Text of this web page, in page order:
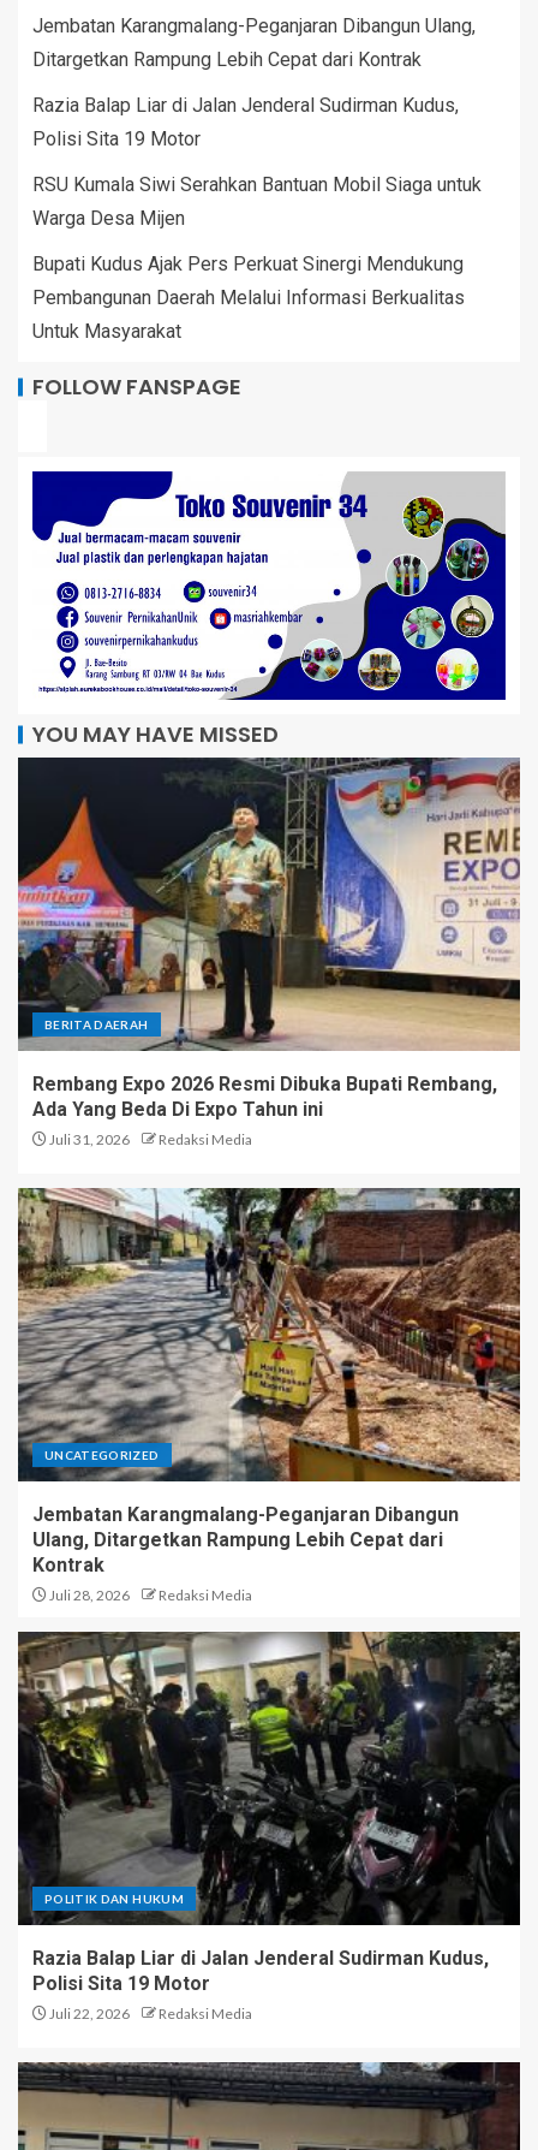
Jembatan Karangmalang-Peganjaran Dibangun Ulang,
Ditargetkan Rampung Lebih Cepat dari Kontrak
Razia Balap Liar di Jalan Jenderal Sudirman Kudus,
Polisi Sita 19 Motor
RSU Kumala Siwi Serahkan Bantuan Mobil Siaga untuk
Warga Desa Mijen
Bupati Kudus Ajak Pers Perkuat Sinergi Mendukung
Pembangunan Daerah Melalui Informasi Berkualitas
Untuk Masyarakat
FOLLOW FANSPAGE
YOU MAY HAVE MISSED
BERITA DAERAH
Rembang Expo 2026 Resmi Dibuka Bupati Rembang,
Ada Yang Beda Di Expo Tahun ini
Juli 31, 2026 Redaksi Media
UNCATEGORIZED
Jembatan Karangmalang-Peganjaran Dibangun
Ulang, Ditargetkan Rampung Lebih Cepat dari
Kontrak
Juli 28, 2026 Redaksi Media
POLITIK DAN HUKUM
Razia Balap Liar di Jalan Jenderal Sudirman Kudus,
Polisi Sita 19 Motor
Juli 22, 2026 Redaksi Media